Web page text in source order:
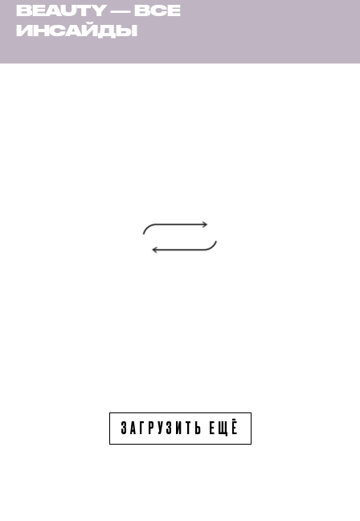
BEAUTY — ВСЕ
ИНСАЙДЫ
ЗАГРУЗИТЬ ЕЩЁ